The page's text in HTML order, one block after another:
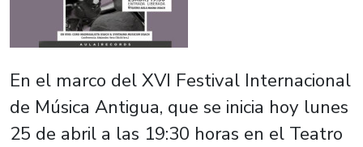
En el marco del XVI Festival Internacional
de Música Antigua, que se inicia hoy lunes
25 de abril a las 19:30 horas en el Teatro